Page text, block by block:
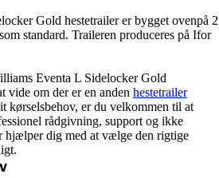
Gold hestetrailer er bygget ovenpå 2
standard. Traileren produceres på Ifor
Eventa L Sidelocker Gold
vide om der er en anden hestetrailer
kørselsbehov, er du velkommen til at
rådgivning, support og ikke
hjælper dig med at vælge den rigtige